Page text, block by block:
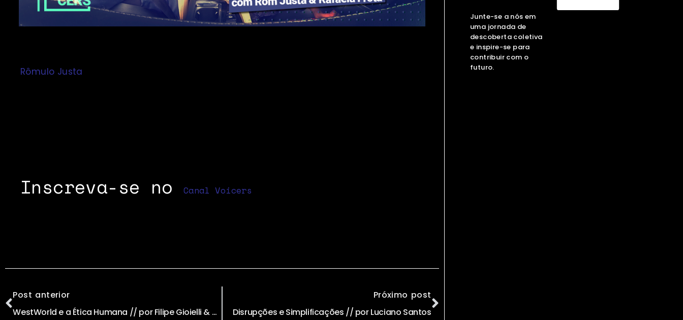
Rômulo Justa
Inscreva-se no Canal Voicers
Post anterior
WestWorld e a Ética Humana // por Filipe Gioielli & Manoel Botelho
Próximo post
Disrupções e Simplificações // por Luciano Santos
Junte-se a nós em
uma jornada de
descoberta coletiva
e inspire-se para
contribuir com o
futuro.